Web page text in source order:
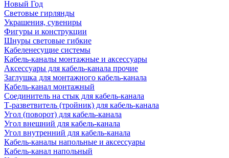
Новый Год
Световые гирлянды
Украшения, сувениры
Фигуры и конструкции
Шнуры световые гибкие
Кабеленесущие системы
Кабель-каналы монтажные и аксессуары
Аксессуары для кабель-канала прочие
Заглушка для монтажного кабель-канала
Кабель-канал монтажный
Соединитель на стык для кабель-канала
Т-разветвитель (тройник) для кабель-канала
Угол (поворот) для кабель-канала
Угол внешний для кабель-канала
Угол внутренний для кабель-канала
Кабель-каналы напольные и аксессуары
Кабель-канал напольный